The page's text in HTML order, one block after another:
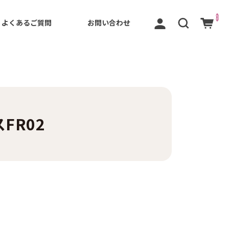
よくあるご質問 お問い合わせ
0